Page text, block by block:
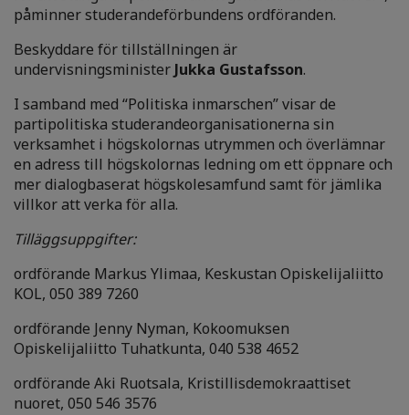
påminner studerandeförbundens ordföranden.
Beskyddare för tillställningen är
undervisningsminister Jukka Gustafsson.
I samband med “Politiska inmarschen” visar de
partipolitiska studerandeorganisationerna sin
verksamhet i högskolornas utrymmen och överlämnar
en adress till högskolornas ledning om ett öppnare och
mer dialogbaserat högskolesamfund samt för jämlika
villkor att verka för alla.
Tilläggsuppgifter:
ordförande Markus Ylimaa, Keskustan Opiskelijaliitto
KOL, 050 389 7260
ordförande Jenny Nyman, Kokoomuksen
Opiskelijaliitto Tuhatkunta, 040 538 4652
ordförande Aki Ruotsala, Kristillisdemokraattiset
nuoret, 050 546 3576